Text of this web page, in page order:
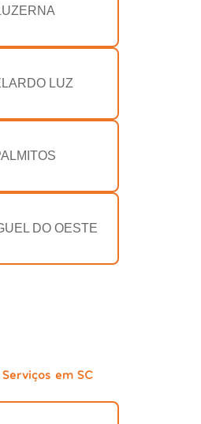
LUZ
DO OESTE
em SC